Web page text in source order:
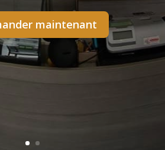
maintenant